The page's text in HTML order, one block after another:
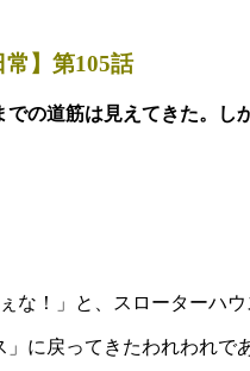
】第105話
の道筋は見えてきた。
！」と、スローターハウ
に戻ってきたわれわれ